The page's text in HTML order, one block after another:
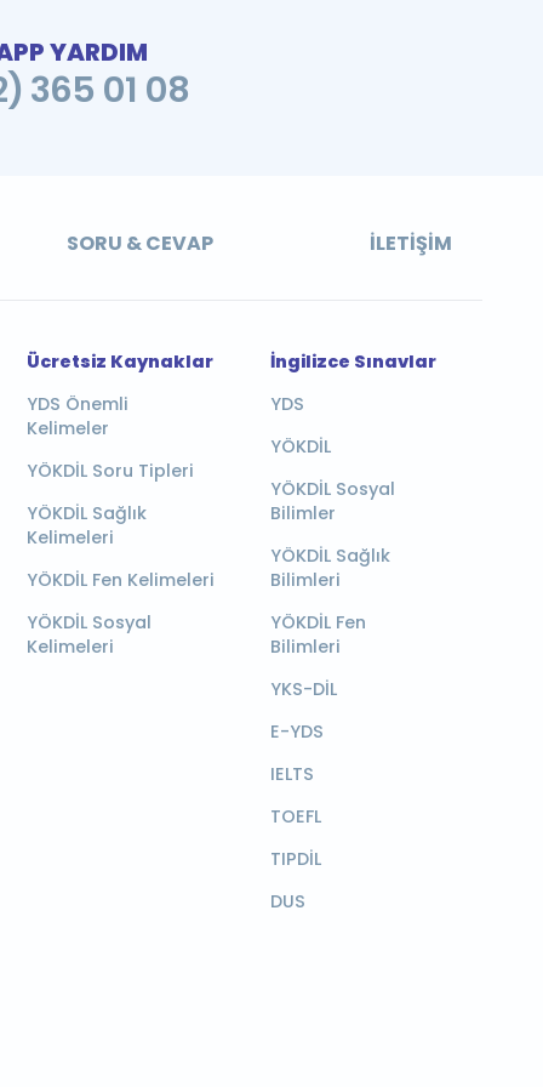
YARDIM
365 01 08
SORU & CEVAP İLETIŞIM
Ücretsiz Kaynaklar
YDS Önemli
Kelimeler
YÖKDİL Soru Tipleri
YÖKDİL Sağlık
Kelimeleri
YÖKDİL Fen Kelimeleri
YÖKDİL Sosyal
Kelimeleri
İngilizce Sınavlar
YDS
YÖKDİL
YÖKDİL Sosyal
Bilimler
YÖKDİL Sağlık
Bilimleri
YÖKDİL Fen
Bilimleri
YKS-DİL
E-YDS
IELTS
TOEFL
TIPDİL
DUS